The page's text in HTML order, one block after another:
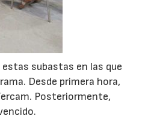
subastas en las que
Desde primera hora,
Posteriormente,